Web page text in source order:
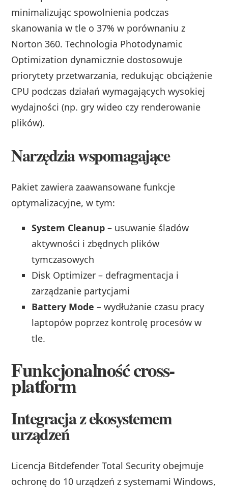
minimalizując spowolnienia podczas
skanowania w tle o 37% w porównaniu z
Norton 360. Technologia Photodynamic
Optimization dynamicznie dostosowuje
priorytety przetwarzania, redukując obciążenie
CPU podczas działań wymagających wysokiej
wydajności (np. gry wideo czy renderowanie
plików).
Narzędzia wspomagające
Pakiet zawiera zaawansowane funkcje
optymalizacyjne, w tym:
System Cleanup – usuwanie śladów
aktywności i zbędnych plików
tymczasowych
Disk Optimizer – defragmentacja i
zarządzanie partycjami
Battery Mode – wydłużanie czasu pracy
laptopów poprzez kontrolę procesów w
tle.
Funkcjonalność cross-
platform
Integracja z ekosystemem
urządzeń
Licencja Bitdefender Total Security obejmuje
ochronę do 10 urządzeń z systemami Windows,